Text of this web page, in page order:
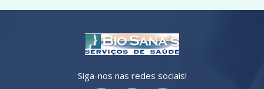
Siga-nos nas redes sociais!